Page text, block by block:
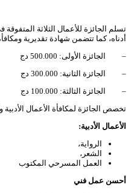
تسلم الجائزة للأعمال الثلاثة
أدناه، كما تتضمن شهادة تقديرية
– الجائزة الأولى: 500.000 دج
– الجائزة الثانية: 300.000 دج
– الجائزة الثالثة: 100.000 دج
تخصص الجائزة لمكافأة الأعمال الأدبية
الأعمال الأدبية:
الرواية،
الشعر،
العمل المسرحي المكتوب
أحسن عمل فني